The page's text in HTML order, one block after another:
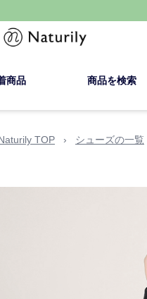
商品 商品を検索
TOP › シューズの一覧